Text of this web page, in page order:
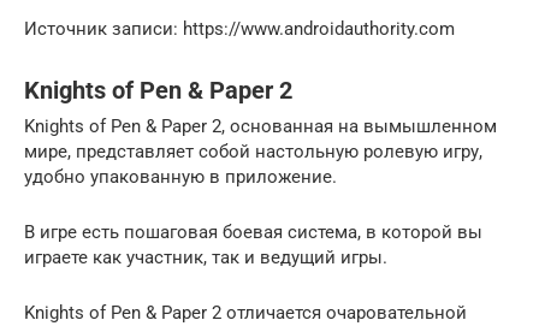
Источник записи: https://www.androidauthority.com
Knights of Pen & Paper 2
Knights of Pen & Paper 2, основанная на вымышленном
мире, представляет собой настольную ролевую игру,
удобно упакованную в приложение.
В игре есть пошаговая боевая система, в которой вы
играете как участник, так и ведущий игры.
Knights of Pen & Paper 2 отличается очаровательной